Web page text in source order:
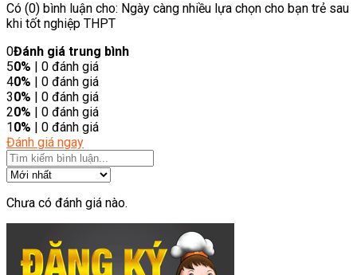
Có (0) bình luận cho: Ngày càng nhiều lựa chọn cho bạn trẻ sau
khi tốt nghiệp THPT
0Đánh giá trung bình
50% | 0 đánh giá
40% | 0 đánh giá
30% | 0 đánh giá
20% | 0 đánh giá
10% | 0 đánh giá
Đánh giá ngay
Chưa có đánh giá nào.